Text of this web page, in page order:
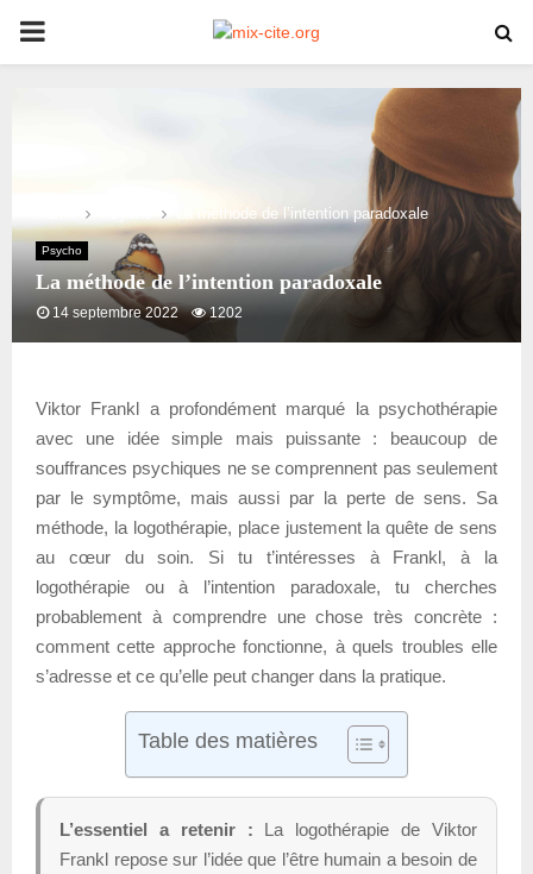
PRIMARY
La méthode de l’intention paradoxale
Psycho
La méthode de l’intention paradoxale
14 septembre 2022 1202
Viktor Frankl a profondément marqué la psychothérapie
avec une idée simple mais puissante : beaucoup de
souffrances psychiques ne se comprennent pas seulement
par le symptôme, mais aussi par la perte de sens. Sa
méthode, la logothérapie, place justement la quête de sens
au cœur du soin. Si tu t’intéresses à Frankl, à la
logothérapie ou à l’intention paradoxale, tu cherches
probablement à comprendre une chose très concrète :
comment cette approche fonctionne, à quels troubles elle
s’adresse et ce qu’elle peut changer dans la pratique.
Table des matières
L’essentiel a retenir : La logothérapie de Viktor
Frankl repose sur l’idée que l’être humain a besoin de